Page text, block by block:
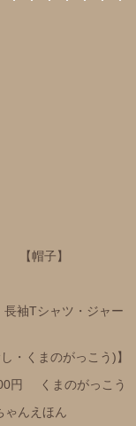
ド)】
ット）
くまく）
【帽子】
長袖Tシャツ・ジャー
・くまのがっこう)】
円
くまのがっこう
ゃんえほん